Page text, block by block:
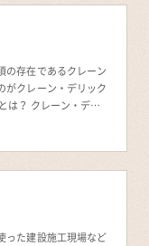
の存在であるクレーン
がクレーン・デリック
った建設施工現場など